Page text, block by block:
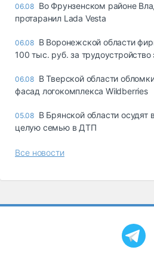
06.08 Во Фрунзенском районе
протаранил Lada Vesta
06.08 В Воронежской области
100 тыс. руб. за
06.08 В Тверской области
фасад логокомплекса Wildberries
05.08 В Брянской области осудят
целую семью в ДТП
Все новости